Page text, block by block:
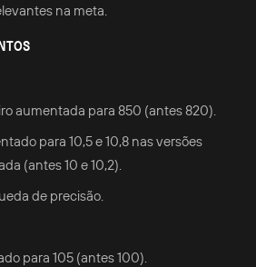
na meta.
aumentada para 850 (antes 820).
para 10,5 e 10,8 nas versões
(antes 10 e 10,2).
de precisão.
para 105 (antes 100).